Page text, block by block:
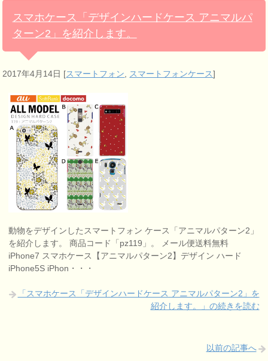
スマホケース「デザインハードケース アニマルパ
ターン2」を紹介します。
2017年4月14日 [スマートフォン スマートフォンケース]
動物をデザインしたスマートフォン ケース「アニマルパターン2」
を紹介します。 商品コード「pz119」。 メール便送料無料
iPhone7 スマホケース【アニマルパターン2】デザイン ハード
iPhone5S iPhon・・・
「スマホケース「デザインハードケース アニマルパターン2」を
紹介します。」の続きを読む
以前の記事へ